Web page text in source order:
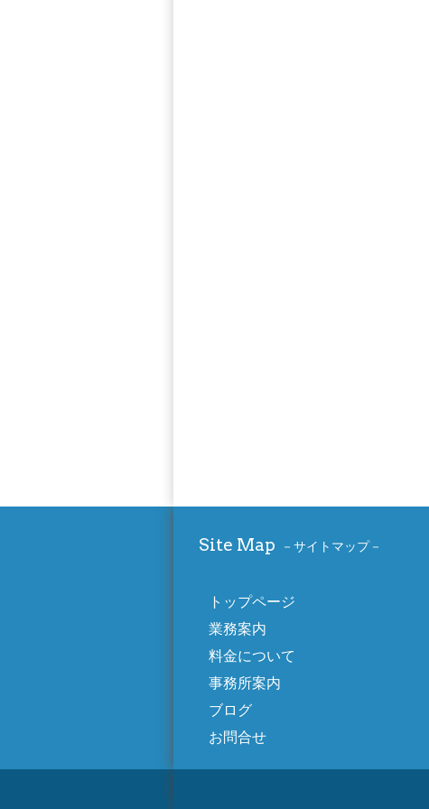
Site Map サイトマップ
トップページ
業務案内
料金について
事務所案内
ブログ
お問合せ